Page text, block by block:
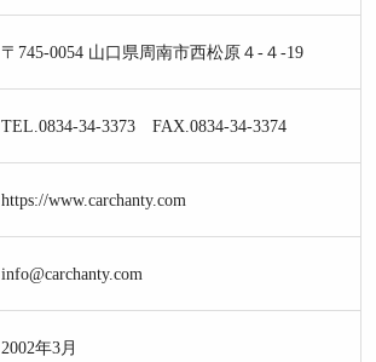
〒745-0054 山口県周南市西松原４-４-19
TEL.0834-34-3373 FAX.0834-34-3374
https://www.carchanty.com
info@carchanty.com
2002年3月